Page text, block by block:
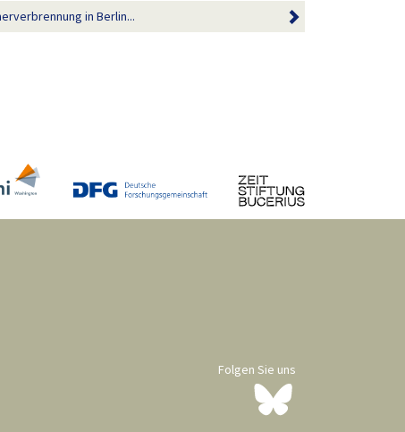
in Berlin...
Folgen Sie uns